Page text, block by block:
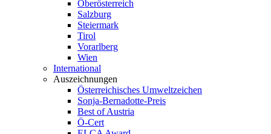
Oberösterreich
Salzburg
Steiermark
Tirol
Vorarlberg
Wien
International
Auszeichnungen
Österreichisches Umweltzeichen
Sonja-Bernadotte-Preis
Best of Austria
Ö-Cert